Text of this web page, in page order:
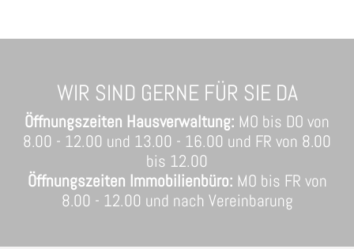
WIR SIND GERNE FÜR SIE DA
Öffnungszeiten Hausverwaltung: MO bis DO von
8.00 - 12.00 und 13.00 - 16.00 und FR von 8.00
bis 12.00
Öffnungszeiten Immobilienbüro: MO bis FR von
8.00 - 12.00 und nach Vereinbarung